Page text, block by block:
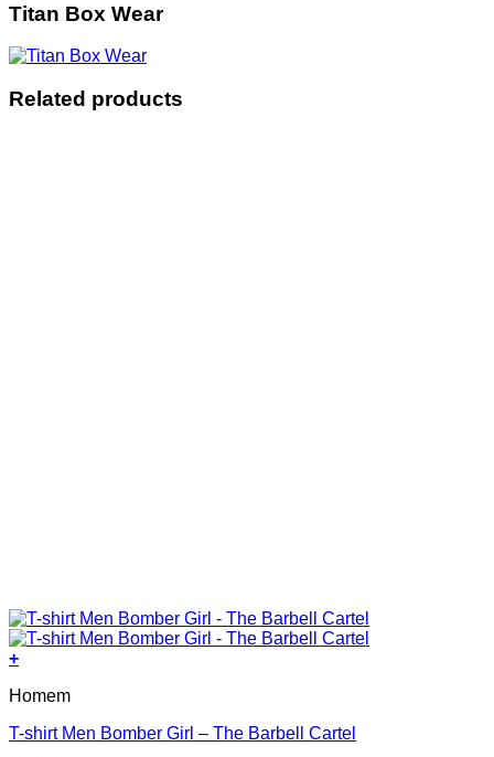
Titan Box Wear
Related products
+
product
multiple
Homem
T-shirt Men Bomber Girl – The Barbell Cartel